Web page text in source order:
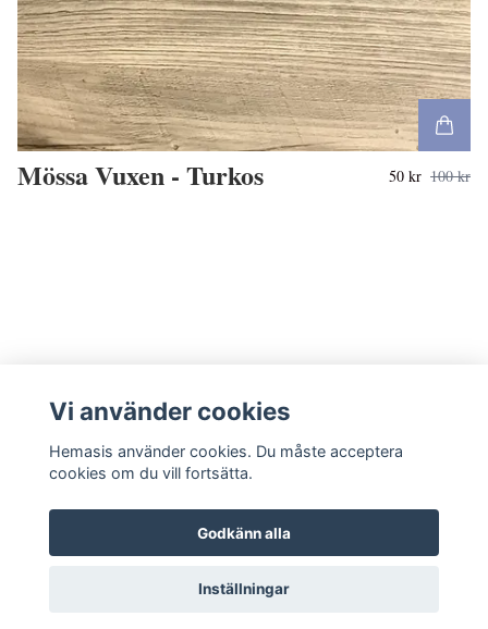
Mössa Vuxen - Turkos 50 kr 100 kr
Kontakta oss
Vi använder cookies
Hemasis använder cookies. Du måste acceptera
cookies om du vill fortsätta.
Godkänn alla
Inställningar